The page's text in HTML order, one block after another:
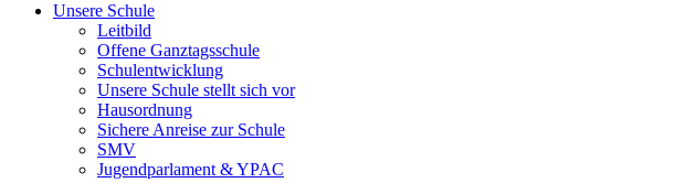
Unsere Schule
Leitbild
Offene Ganztagsschule
Schulentwicklung
Unsere Schule stellt sich vor
Hausordnung
Sichere Anreise zur Schule
SMV
Jugendparlament & YPAC